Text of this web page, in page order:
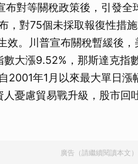
對等關稅政策後，引發
，對75個未採取報復性措
效。川普宣布關稅暫緩後
大漲9.52%，那斯達克指
2001年1月以來最大單日
憂慮貿易戰升級，股市回
廣告（請繼續閱讀本文）